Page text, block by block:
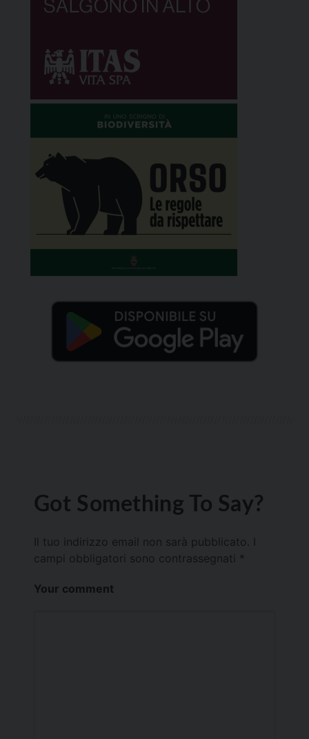
Got Something To Say?
Il tuo indirizzo email non sarà pubblicato.
campi obbligatori sono contrassegnati *
Your comment